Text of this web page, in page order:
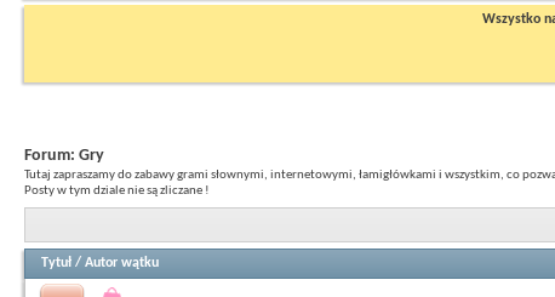
Wszystko
Forum: Gry
Tutaj zapraszamy do zabawy grami słownymi, internetowymi, łamigłówkami i wszystkim, co
Posty w tym dziale nie są zliczane !
Tytuł / Autor wątku